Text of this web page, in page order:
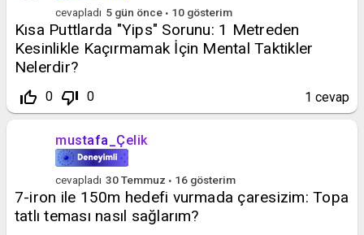
cevapladı 5 gün önce 10 gösterim
Kısa Puttlarda "Yips" Sorunu: 1 Metreden
Kesinlikle Kaçırmamak İçin Mental Taktikler
Nelerdir?
thumb_up_off_alt 0 thumb_down_off_alt 0 1 cevap
mustafa_Çelik
cevapladı 30 Temmuz 16 gösterim
7-iron ile 150m hedefi vurmada çaresizim: Topa
tatlı teması nasıl sağlarım?